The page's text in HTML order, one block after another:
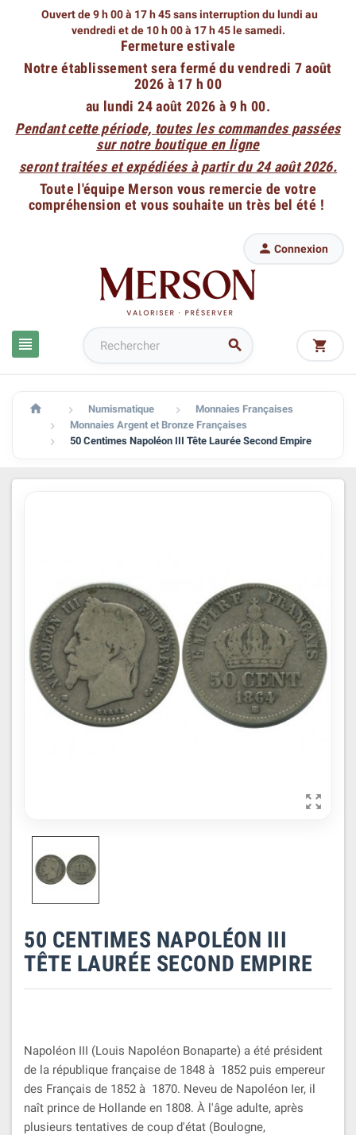
Ouvert de 9 h 00 à 17 h 45 sans interruption du lundi au
vendredi et de 10 h 00 à 17 h 45 le samedi.
Fermeture estivale
Notre établissement sera fermé du vendredi 7 août
2026 à 17 h 00
au lundi 24 août 2026 à 9 h 00.
Pendant cette période, toutes les commandes passées
sur notre boutique en ligne
seront traitées et expédiées à partir du 24 août 2026.
Toute l'équipe Merson vous remercie de votre
compréhension et vous souhaite un très bel été !
 
 Connexion

  Numismatique  Monnaies Françaises
 Monnaies Argent et Bronze Françaises
 50 Centimes Napoléon III Tête Laurée Second Empire

50 CENTIMES NAPOLÉON III
TÊTE LAURÉE SECOND EMPIRE
Napoléon III (Louis Napoléon Bonaparte) a été président
de la république française de 1848 à 1852 puis empereur
des Français de 1852 à 1870. Neveu de Napoléon Ier, il
naît prince de Hollande en 1808. À l'âge adulte, après
plusieurs tentatives de coup d'état (Boulogne,